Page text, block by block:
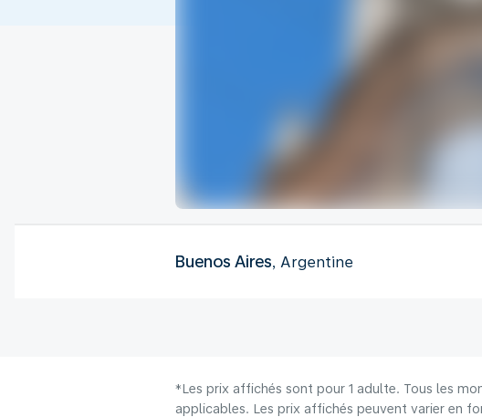
Buenos Aires, Argentine
*Les prix affichés sont pour 1 adulte. Tous les
applicables. Les prix affichés peuvent varier en